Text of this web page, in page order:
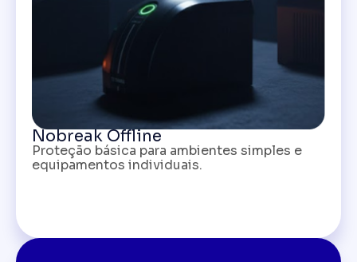
Nobreak Offline
Proteção básica para ambientes simples e
equipamentos individuais.